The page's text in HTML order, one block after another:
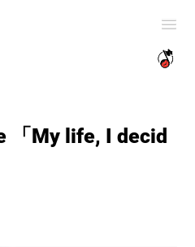
「My life, I decid